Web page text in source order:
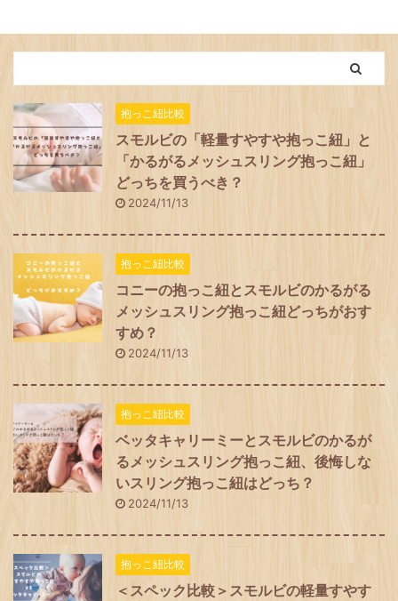
抱っこ紐比較
スモルビの「軽量すやすや抱っこ紐」と
「かるがるメッシュスリング抱っこ紐」
どっちを買うべき？
2024/11/13
抱っこ紐比較
コニーの抱っこ紐とスモルビのかるがる
メッシュスリング抱っこ紐どっちがおす
すめ？
2024/11/13
抱っこ紐比較
ベッタキャリーミーとスモルビのかるが
るメッシュスリング抱っこ紐、後悔しな
いスリング抱っこ紐はどっち？
2024/11/13
抱っこ紐比較
＜スペック比較＞スモルビの軽量すやす